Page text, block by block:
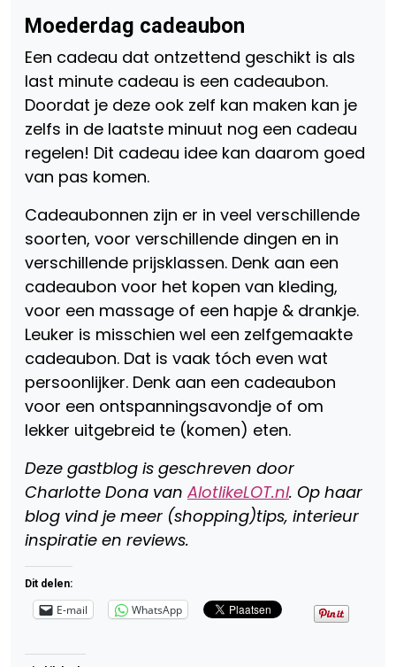
Moederdag cadeaubon
Een cadeau dat ontzettend geschikt is als
last minute cadeau is een cadeaubon.
Doordat je deze ook zelf kan maken kan je
zelfs in de laatste minuut nog een cadeau
regelen! Dit cadeau idee kan daarom goed
van pas komen.
Cadeaubonnen zijn er in veel verschillende
soorten, voor verschillende dingen en in
verschillende prijsklassen. Denk aan een
cadeaubon voor het kopen van kleding,
voor een massage of een hapje & drankje.
Leuker is misschien wel een zelfgemaakte
cadeaubon. Dat is vaak tóch even wat
persoonlijker. Denk aan een cadeaubon
voor een ontspanningsavondje of om
lekker uitgebreid te (komen) eten.
Deze gastblog is geschreven door
Charlotte Dona van AlotlikeLOT.nl. Op haar
blog vind je meer (shopping)tips, interieur
inspiratie en reviews.
Dit delen:
E-mail WhatsApp